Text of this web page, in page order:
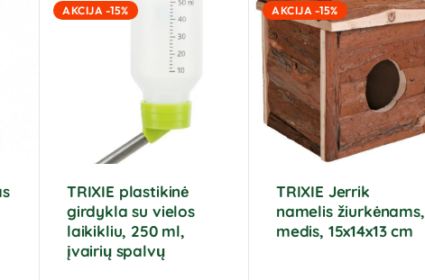
AKCIJA -15%
TRIXIE plastikinė
girdykla su vielos
laikikliu, 250 ml,
įvairių spalvų
AKCIJA -15%
TRIXIE Jerrik
namelis žiurkėnams,
medis, 15x14x13 cm